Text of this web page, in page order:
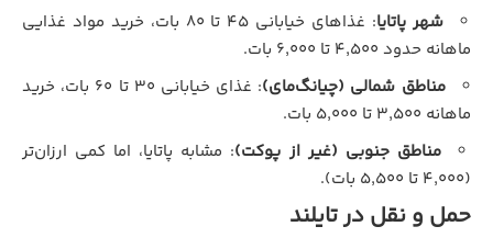
شهر پاتایا
: غذاهای خیابانی ۴۵ تا ۸۰ بات، خرید مواد غذایی
ماهانه حدود ۴,۵۰۰ تا ۶,۰۰۰ بات.
مناطق شمالی (چیانگ‌مای)
: غذای خیابانی ۳۰ تا ۶۰ بات، خرید
ماهانه ۳,۵۰۰ تا ۵,۰۰۰ بات.
مناطق جنوبی (غیر از پوکت): مشابه پاتایا، اما کمی ارزان‌تر
(۴,۰۰۰ تا ۵,۵۰۰ بات).
حمل و نقل در تایلند